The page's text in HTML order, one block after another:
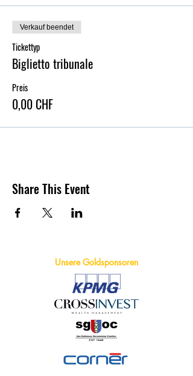
Verkauf beendet
Tickettyp
Biglietto tribunale
Preis
0,00 CHF
Share This Event
Unsere Goldsponsoren